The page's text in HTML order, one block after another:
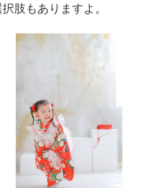
肢もありますよ。